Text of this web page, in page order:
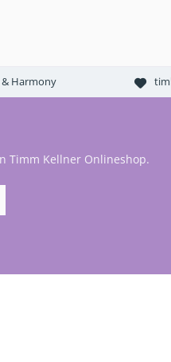
& Harmony
Timm Kellner Onlineshop.